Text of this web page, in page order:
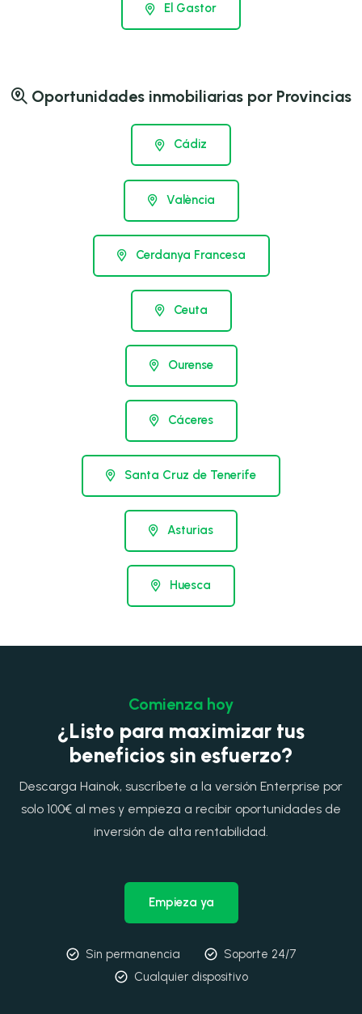
El Gastor
Oportunidades inmobiliarias por Provincias
Cádiz
València
Cerdanya Francesa
Ceuta
Ourense
Cáceres
Santa Cruz de Tenerife
Asturias
Huesca
Comienza hoy
¿Listo para maximizar tus
beneficios sin esfuerzo?
Descarga Hainok, suscríbete a la versión Enterprise por
solo 100€ al mes y empieza a recibir oportunidades de
inversión de alta rentabilidad.
Empieza ya
Sin permanencia
Soporte 24/7
Cualquier dispositivo